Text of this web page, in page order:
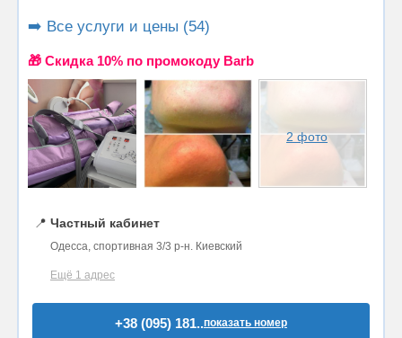
➡️ Все услуги и цены (54)
🎁 Cкидка 10% по промокоду Barb
2 фото
📍 Частный кабинет
Одесса, спортивная 3/3 р-н. Киевский
Ещё 1 адрес
+38 (095) 181..показать номер